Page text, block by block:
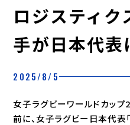
ロジスティ
手が日本代
2025/8/5
女子ラグビーワールドカッ
前に、女子ラグビー日本代表